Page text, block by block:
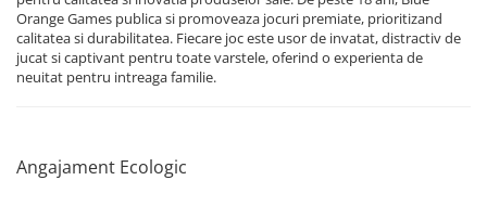
Orange Games publica si promoveaza jocuri premiate, prioritizand
calitatea si durabilitatea. Fiecare joc este usor de invatat, distractiv de
jucat si captivant pentru toate varstele, oferind o experienta de
neuitat pentru intreaga familie.
Angajament Ecologic